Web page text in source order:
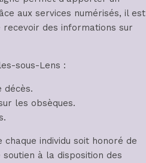
aux services numérisés, il est
des informations sur
sous-Lens :
décès.
les obsèques.
individu soit honoré de
à la disposition des